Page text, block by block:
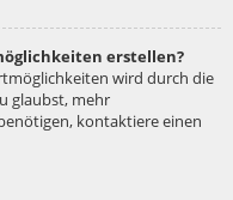
erstellen?
wird durch die
glaubst, mehr
kontaktiere einen